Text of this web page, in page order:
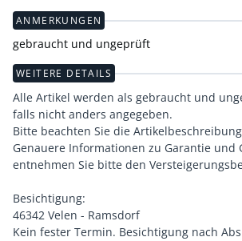
ANMERKUNGEN
gebraucht und ungeprüft
WEITERE DETAILS
Alle Artikel werden als gebraucht und
falls nicht anders angegeben.
Bitte beachten Sie die
Genauere Informationen zu Garantie und
entnehmen Sie bitte den
Besichtigung:
46342 Velen - Ramsdorf
Kein fester Termin. Besichtigung nach